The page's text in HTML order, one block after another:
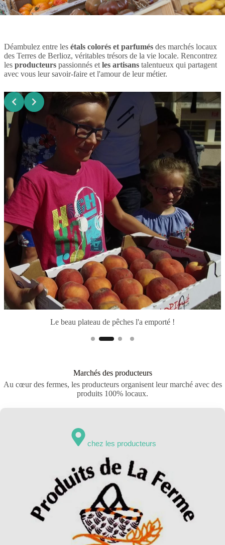
Déambulez entre les étals colorés et parfumés des marchés locaux
des Terres de Berlioz, véritables trésors de la vie locale. Rencontrez
les producteurs passionnés et les artisans talentueux qui partagent
avec vous leur savoir-faire et l'amour de leur métier.
Du choix et de la qualité sur les marchés locaux
Slide 3 of 4
Marchés des producteurs
Au cœur des fermes, les producteurs organisent leur marché avec des
produits 100% locaux.
chez les producteurs